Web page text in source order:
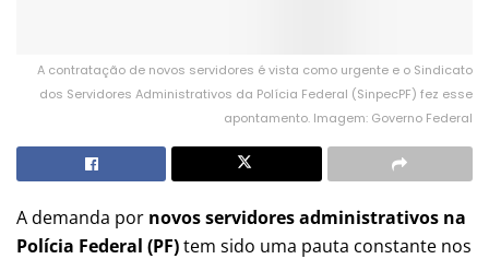
A contratação de novos servidores é vista como urgente e o Sindicato
dos Servidores Administrativos da Polícia Federal (SinpecPF) fez esse
apontamento. Imagem: Governo Federal
A demanda por novos servidores administrativos na
Polícia Federal (PF)tem sido uma pauta constante nos